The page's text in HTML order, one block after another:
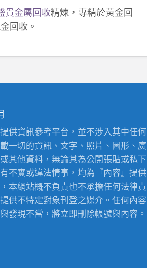
貴金屬回收精煉，專精於黃金回
回收。
供資訊參考平台，並不涉入其中任何
一切的資訊、文字、照片、圖形、廣
其他資料，無論其為公開張貼或私下
不實或違法情事，均為『內容』提供
本網站概不負責也不承擔任何法律責
供不特定對象刊登之媒介。任何內容
發現不當，將立即刪除帳號與內容。